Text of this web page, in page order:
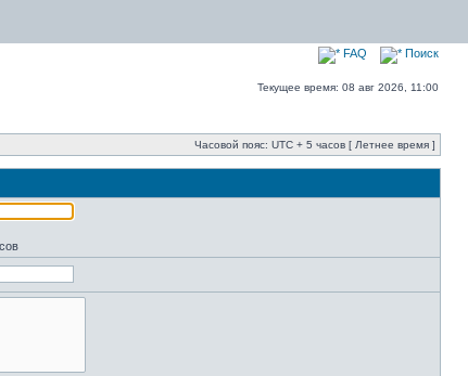
FAQ Поиск
Текущее время: 08 авг 2026, 11:00
Часовой пояс: UTC + 5 часов [ Летнее время ]